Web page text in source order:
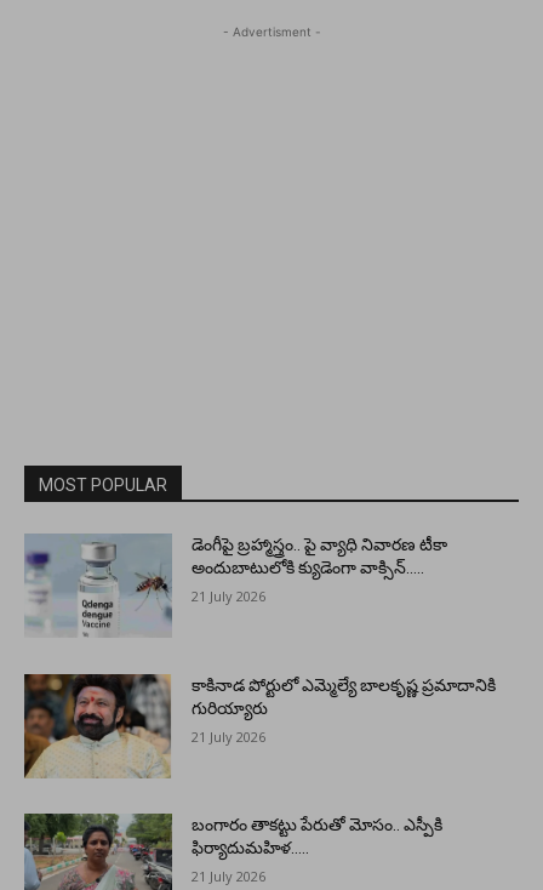
- Advertisment -
MOST POPULAR
డెంగీపై బ్రహ్మాస్త్రం.. పై వ్యాధి నివారణ టీకా
అందుబాటులోకి క్యుడెంగా వాక్సిన్…..
21 July 2026
కాకినాడ పోర్టులో ఎమ్మెల్యే బాలకృష్ణ ప్రమాదానికి
గురియ్యారు
21 July 2026
బంగారం తాకట్టు పేరుతో మోసం.. ఎస్పీకి
ఫిర్యాదుమహిళ…..
21 July 2026